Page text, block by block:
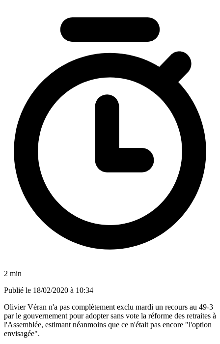
2 min
Publié le 18/02/2020 à 10:34
Olivier Véran n'a pas complètement exclu mardi un recours au 49-3
par le gouvernement pour adopter sans vote la réforme des retraites à
l'Assemblée, estimant néanmoins que ce n'était pas encore "l'option
envisagée".